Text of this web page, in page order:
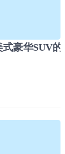
豪华SUV的